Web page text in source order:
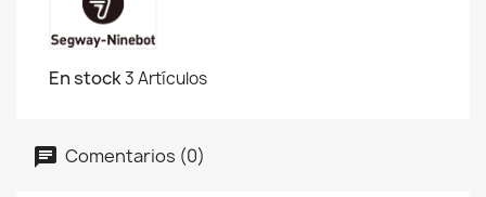
En stock3 Artículos
Comentarios (0)